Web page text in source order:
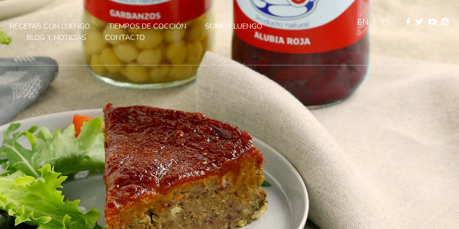
RECETAS CON LUENGO TIEMPOS DE COCCIÓN
SOMOS LUENGO
BLOG Y NOTICIAS
CONTACTO
EN | ES